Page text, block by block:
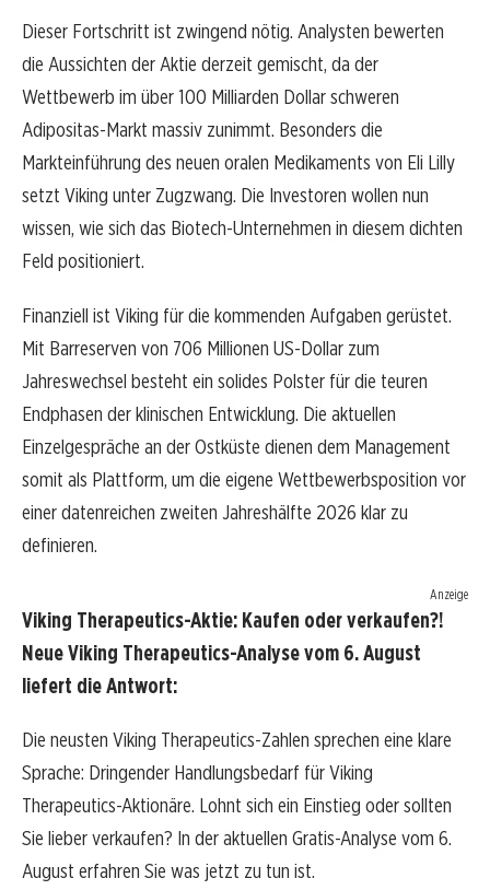
Dieser Fortschritt ist zwingend nötig. Analysten bewerten
die Aussichten der Aktie derzeit gemischt, da der
Wettbewerb im über 100 Milliarden Dollar schweren
Adipositas-Markt massiv zunimmt. Besonders die
Markteinführung des neuen oralen Medikaments von Eli Lilly
setzt Viking unter Zugzwang. Die Investoren wollen nun
wissen, wie sich das Biotech-Unternehmen in diesem dichten
Feld positioniert.
Finanziell ist Viking für die kommenden Aufgaben gerüstet.
Mit Barreserven von 706 Millionen US-Dollar zum
Jahreswechsel besteht ein solides Polster für die teuren
Endphasen der klinischen Entwicklung. Die aktuellen
Einzelgespräche an der Ostküste dienen dem Management
somit als Plattform, um die eigene Wettbewerbsposition vor
einer datenreichen zweiten Jahreshälfte 2026 klar zu
definieren.
Anzeige
Viking Therapeutics-Aktie: Kaufen oder verkaufen?!
Neue Viking Therapeutics-Analyse vom 6. August
liefert die Antwort:
Die neusten Viking Therapeutics-Zahlen sprechen eine klare
Sprache: Dringender Handlungsbedarf für Viking
Therapeutics-Aktionäre. Lohnt sich ein Einstieg oder sollten
Sie lieber verkaufen? In der aktuellen Gratis-Analyse vom 6.
August erfahren Sie was jetzt zu tun ist.